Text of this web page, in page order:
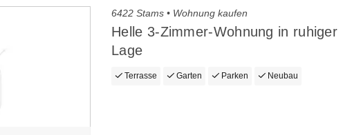
6422 Stams • Wohnung kaufen
Helle 3-Zimmer-Wohnung in ruhiger
Lage
Terrasse Garten Parken Neubau